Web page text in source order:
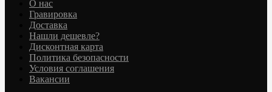
О нас
Гравировка
Доставка
Нашли дешевле?
Дисконтная карта
Политика безопасности
Условия соглашения
Вакансии